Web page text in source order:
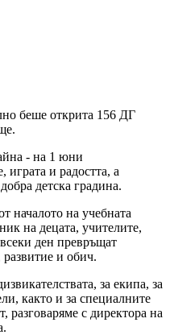
беше открита 156 ДГ
- на 1 юни
играта и радостта, а
детска градина.
началото на учебната
на децата, учителите,
ден превръщат
развитие и обич.
за екипа, за
както и за специалните
разговаряме с директора на